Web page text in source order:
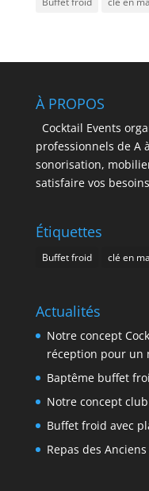
À PROPOS
Cocktail Events
professionnels de A
sonorisation,
satisfaire vos
Étiquettes
Buffet froid clé en
Actualités
Notre concept
réception pour un
Baptême buffet
Notre concept
Buffet froid avec
Repas des Anciens